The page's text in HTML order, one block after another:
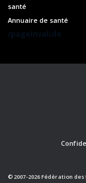
santé
Annuaire de santé
/pageInvalide
© 2007-2026 Fédération